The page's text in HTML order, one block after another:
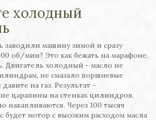
холодный
заводили машину зимой и сразу
об/мин? Это как бежать на марафоне,
Двигатель холодный - масло не
не смазало поршневые
на газ. Результат -
царапины на стенках цилиндров.
накапливаются. Через 100 тысяч
будет мотор с высоким расходом масла